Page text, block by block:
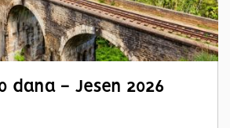
dana - Jesen 2026